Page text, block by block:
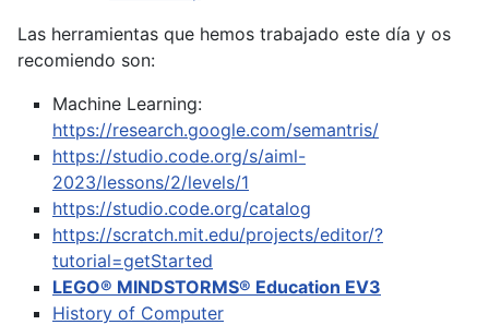
Las herramientas que hemos trabajado este día y os
recomiendo son:
Machine Learning:
https://research.google.com/semantris/
https://studio.code.org/s/aiml-
2023/lessons/2/levels/1
https://studio.code.org/catalog
https://scratch.mit.edu/projects/editor/?
tutorial=getStarted
LEGO® MINDSTORMS® Education EV3
History of Computer